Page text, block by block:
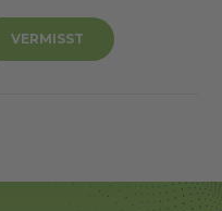
VERMISST